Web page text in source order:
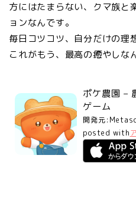
方にはたまらない、クマ族と
ョンなんです。
毎日コツコツ、自分だけの
これがもう、最高の癒やしな
ポケ農園 –
ゲーム
開発元:
posted with